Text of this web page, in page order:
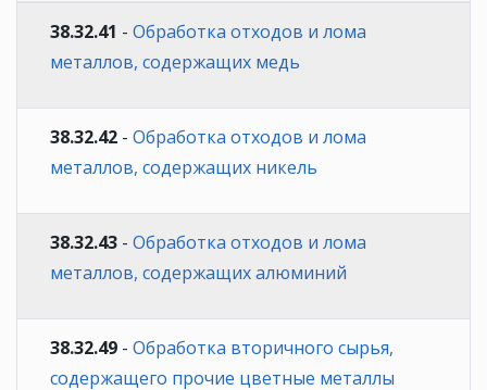
38.32.41 - Обработка отходов и лома
металлов, содержащих медь
38.32.42 - Обработка отходов и лома
металлов, содержащих никель
38.32.43 - Обработка отходов и лома
металлов, содержащих алюминий
38.32.49 - Обработка вторичного сырья,
содержащего прочие цветные металлы